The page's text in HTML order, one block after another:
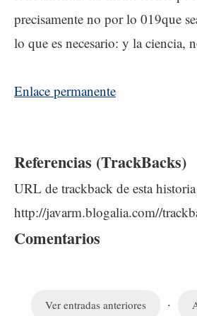
precisamente no por lo 019que
lo que es necesario: y la ciencia,
Enlace permanente
Referencias (TrackBacks)
URL de trackback de esta historia
http://javarm.blogalia.com//
Comentarios
Ver entradas anteriores ·